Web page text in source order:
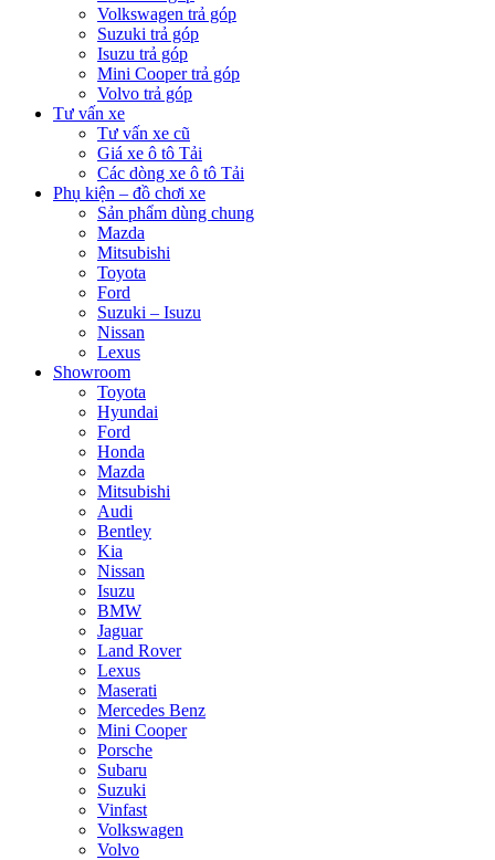
Volkswagen trả góp
Suzuki trả góp
Isuzu trả góp
Mini Cooper trả góp
Volvo trả góp
Tư vấn xe
Tư vấn xe cũ
Giá xe ô tô Tải
Các dòng xe ô tô Tải
Phụ kiện – đồ chơi xe
Sản phẩm dùng chung
Mazda
Mitsubishi
Toyota
Ford
Suzuki – Isuzu
Nissan
Lexus
Showroom
Toyota
Hyundai
Ford
Honda
Mazda
Mitsubishi
Audi
Bentley
Kia
Nissan
Isuzu
BMW
Jaguar
Land Rover
Lexus
Maserati
Mercedes Benz
Mini Cooper
Porsche
Subaru
Suzuki
Vinfast
Volkswagen
Volvo